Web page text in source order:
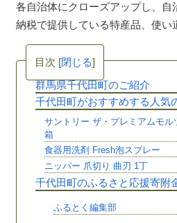
各自治体にクローズアップし、自
納税で提供している特産品、使い
目次 [閉じる]
群馬県千代田町のご紹介
千代田町がおすすめする人気
サントリー ザ・プレミアムモル
箱
食器用洗剤 Fresh泡スプレー
ニッパー 爪切り 曲刃 1丁
千代田町のふるさと応援寄附
ふるとく編集部